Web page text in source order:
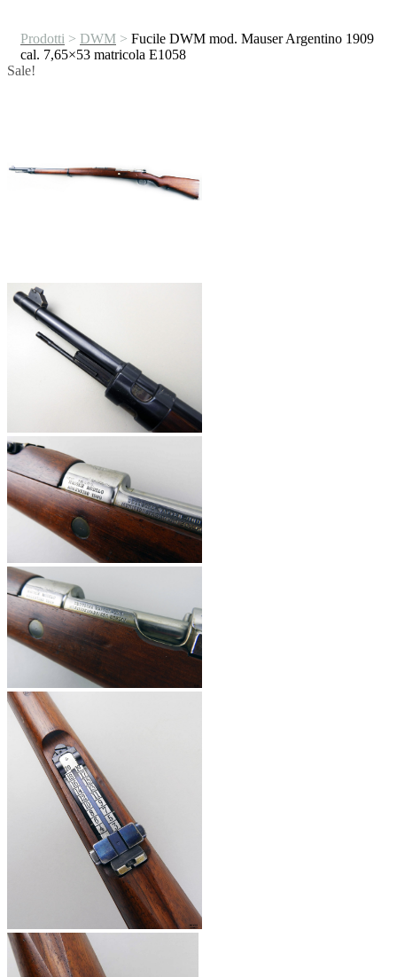
Prodotti > DWM > Fucile DWM mod. Mauser Argentino 1909
cal. 7,65×53 matricola E1058
Sale!